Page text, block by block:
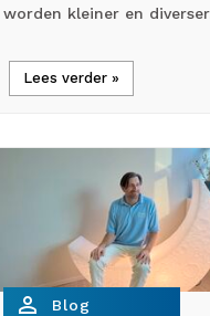
worden kleiner en
Lees verder »
person_outline Blog